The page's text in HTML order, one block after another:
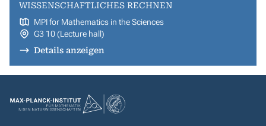
WISSENSCHAFTLICHES RECHNEN
MPI for Mathematics in the Sciences
G3 10 (Lecture hall)
Details anzeigen